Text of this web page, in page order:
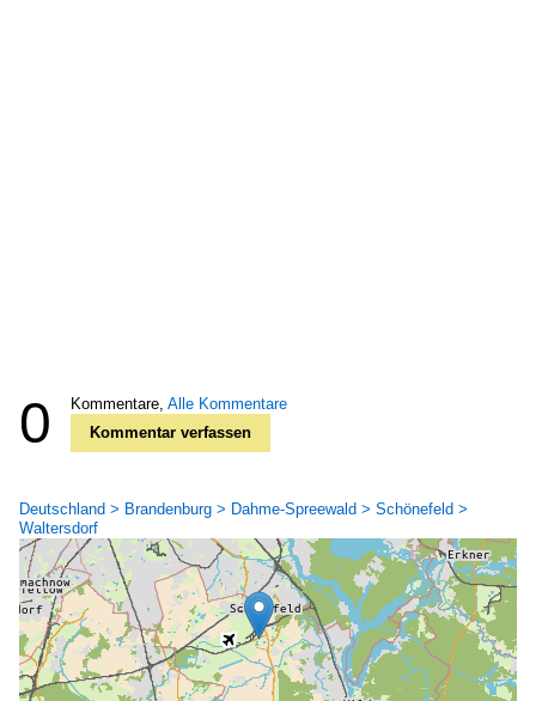
0 Kommentare, Alle Kommentare
Kommentar verfassen
Deutschland > Brandenburg > Dahme-Spreewald > Schönefeld >
Waltersdorf